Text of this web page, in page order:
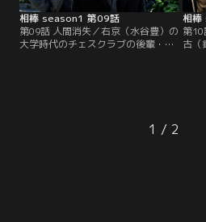
相棒 season1 第09話
第09話 人間消失／右京（水谷豊）の
大学時代のチェスクラブの後輩・森
ビデオには催眠術にかかったように
社員が集団で席を立ちあがり、1階
相
第
古（
リ
かっ
1